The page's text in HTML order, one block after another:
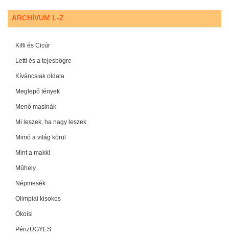
ARCHÍVUM L-Z
Kifli és Cicúr
Letti és a tejesbögre
Kíváncsiak oldala
Meglepő tények
Menő masinák
Mi leszek, ha nagy leszek
Mimó a világ körül
Mint a makk!
Műhely
Népmesék
Olimpiai kisokos
Ökoisi
PénzÜGYES